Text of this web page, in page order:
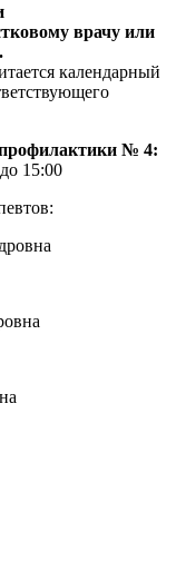
врачу или
календарный
№ 4:
15:00